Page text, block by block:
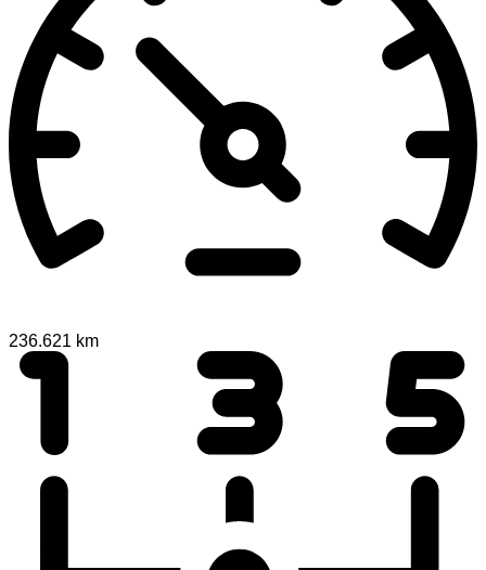
236.621 km